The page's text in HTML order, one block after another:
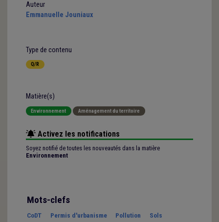
Auteur
Emmanuelle Jouniaux
Type de contenu
Q/R
Matière(s)
Environnement Aménagement du territoire
Activez les notifications
Soyez notifié de toutes les nouveautés dans la matière
Environnement
Mots-clefs
CoDT Permis d'urbanisme Pollution
Sols